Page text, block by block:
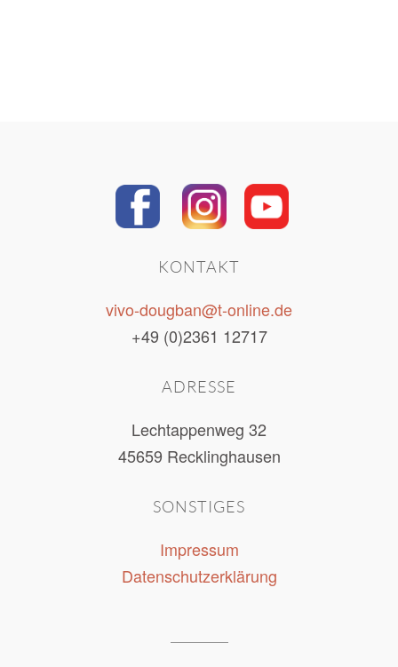
ADRESSE
Lechtappenweg 32
45659 Recklinghausen
KONTAKT
vivo-dougban@t-online.de
+49 (0)2361 12717
SONSTIGES
Impressum
Datenschutzerklärung